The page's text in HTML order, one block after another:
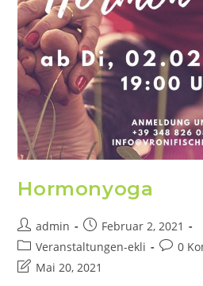
Hormonyoga
admin
Februar 2, 2021
Veranstaltungen-ekli
0
Mai 20, 2021